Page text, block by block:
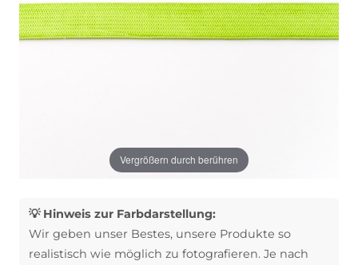
Vergrößern durch berühren
💡 Hinweis zur Farbdarstellung:
Wir geben unser Bestes, unsere Produkte so
realistisch wie möglich zu fotografieren. Je nach